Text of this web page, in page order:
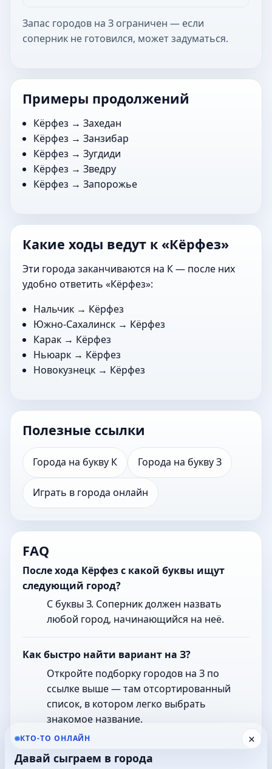
Запас городов на З ограничен — если
соперник не готовился, может задуматься.
Примеры продолжений
Кёрфез →Захедан
Кёрфез →Занзибар
Кёрфез →Зугдиди
Кёрфез →Зведру
Кёрфез →Запорожье
Какие ходы ведут к «Кёрфез»
Эти города заканчиваются на К — после них
удобно ответить «Кёрфез»:
Нальчик → Кёрфез
Южно-Сахалинск → Кёрфез
Карак → Кёрфез
Ньюарк → Кёрфез
Новокузнецк → Кёрфез
Полезные ссылки
Города на букву К Города на букву З
Играть в города онлайн
FAQ
После хода Кёрфез с какой буквы ищут
следующий город?
С буквы З. Соперник должен назвать
любой город, начинающийся на неё.
Как быстро найти вариант на З?
Откройте подборку городов на З по
ссылке выше — там отсортированный
список, в котором легко выбрать
знакомое название.
×
КТО-ТО ОНЛАЙН
Давай сыграем в города